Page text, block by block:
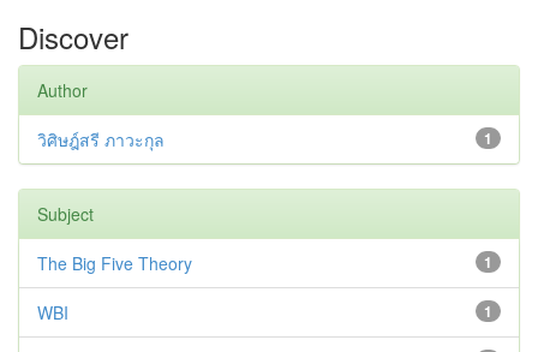
Discover
Author
1
วิศิษฎ์สรี ภาวะกุล
Subject
1
The Big Five Theory
1
WBI